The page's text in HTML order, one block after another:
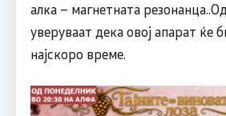
алка – магнетната
уверуваат дека овој апарат ќе
најскоро време.